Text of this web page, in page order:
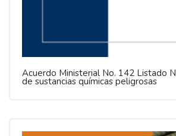
Acuerdo Ministerial No. 142 Listado
de sustancias químicas peligrosas